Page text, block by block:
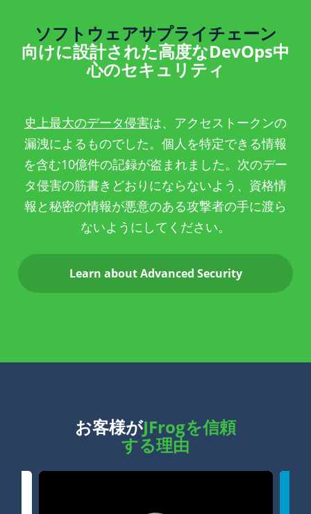
お客様がJFrogを信頼
する理由
ソフトウェアサプライチェーン
向けに設計された高度なDevOps中
心のセキュリティ
史上最大のデータ侵害は、アクセストークンの
漏洩によるものでした。個人を特定できる情報
を含む10億件の記録が盗まれました。次のデー
タ侵害の筋書きどおりにならないよう、資格情
報と秘密の情報が悪意のある攻撃者の手に渡ら
ないようにしてください。
Learn about Advanced Security